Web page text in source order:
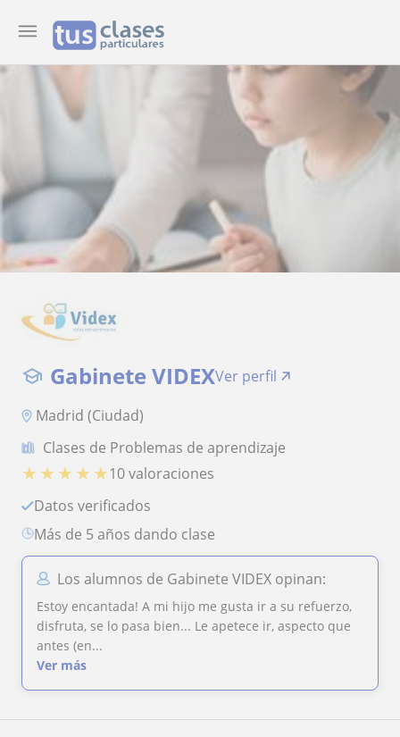
Gabinete VIDEXVer perfil
Madrid (Ciudad)
Clases de Problemas de aprendizaje
★ ★ ★ ★ ★10 valoraciones
Datos verificados
más de 5 años dando clase
Los alumnos de Gabinete VIDEX opinan:
Estoy encantada! A mi hijo me gusta ir a su refuerzo,
disfruta, se lo pasa bien... Le apetece ir, aspecto que
antes (en...
Ver más